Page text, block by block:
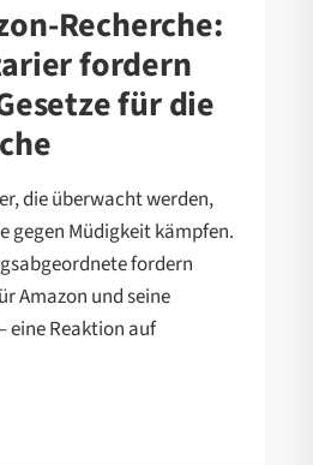
Recherche:
fordern
für die
die überwacht werden,
gegen Müdigkeit kämpfen.
fordern
Amazon und seine
eine Reaktion auf